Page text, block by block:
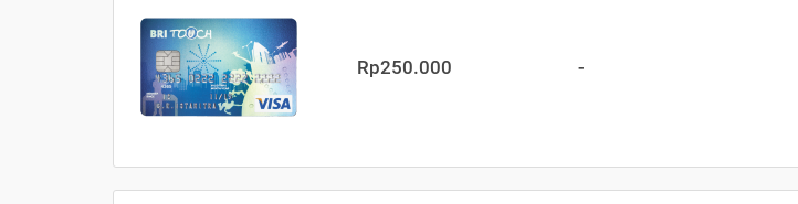
Rp250.000 -